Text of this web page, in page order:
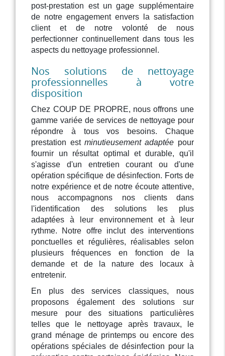
post-prestation est un gage supplémentaire
de notre engagement envers la satisfaction
client et de notre volonté de nous
perfectionner continuellement dans tous les
aspects du nettoyage professionnel.
Nos solutions de nettoyage
professionnelles à votre
disposition
Chez COUP DE PROPRE, nous offrons une
gamme variée de services de nettoyage pour
répondre à tous vos besoins. Chaque
prestation est minutieusement adaptée pour
fournir un résultat optimal et durable, qu'il
s'agisse d'un entretien courant ou d'une
opération spécifique de désinfection. Forts de
notre expérience et de notre écoute attentive,
nous accompagnons nos clients dans
l'identification des solutions les plus
adaptées à leur environnement et à leur
rythme. Notre offre inclut des interventions
ponctuelles et régulières, réalisables selon
plusieurs fréquences en fonction de la
demande et de la nature des locaux à
entretenir.
En plus des services classiques, nous
proposons également des solutions sur
mesure pour des situations particulières
telles que le nettoyage après travaux, le
grand ménage de printemps ou encore des
opérations spéciales de désinfection pour la